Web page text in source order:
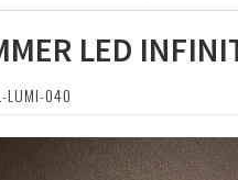
LED
LUMI-040